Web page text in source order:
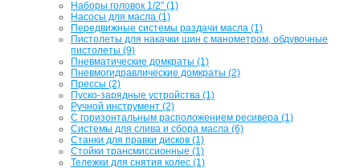
Наборы головок 1/2" (1)
Насосы для масла (1)
Передвижные системы раздачи масла (1)
Пистолеты для накачки шин с манометром, обдувочные
пистолеты (9)
Пневматические домкраты (1)
Пневмогидравлические домкраты (2)
Прессы (2)
Пуско-зарядные устройства (1)
Ручной инструмент (2)
С горизонтальным расположением ресивера (1)
Системы для слива и сбора масла (6)
Станки для правки дисков (1)
Стойки трансмиссионные (1)
Тележки для снятия колес (1)